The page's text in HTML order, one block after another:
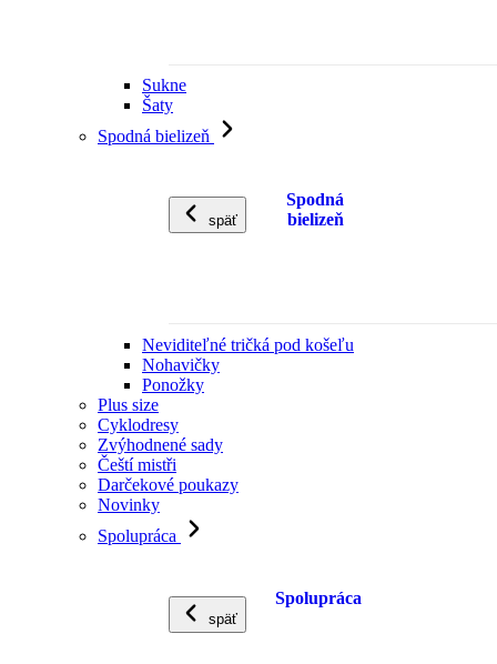
Sukne
Šaty
Spodná bielizeň
späť
Spodná
bielizeň
Neviditeľné tričká pod košeľu
Nohavičky
Ponožky
Plus size
Cyklodresy
Zvýhodnené sady
Čeští mistři
Darčekové poukazy
Novinky
Spolupráca
späť
Spolupráca